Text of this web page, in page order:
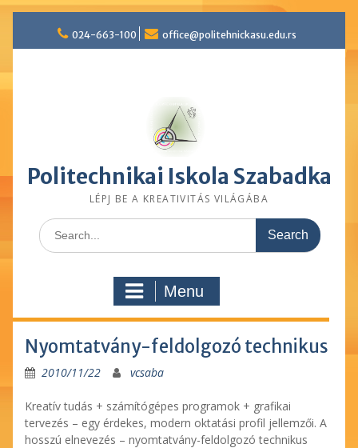
content
024-663-100 office@politehnickasu.edu.rs
Politechnikai Iskola Szabadka
LÉPJ BE A KREATIVITÁS VILÁGÁBA
Search
for:
Menu
Nyomtatvány-feldolgozó technikus
2010/11/22 vcsaba
Kreatív tudás + számítógépes programok + grafikai
tervezés – egy érdekes, modern oktatási profil jellemzői. A
hosszú elnevezés – nyomtatvány-feldolgozó technikus